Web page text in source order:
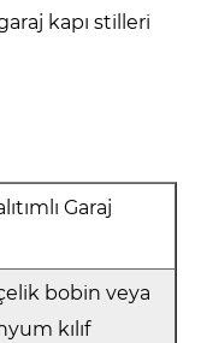
kapı stilleri
Garaj
bobin veya
kılıf